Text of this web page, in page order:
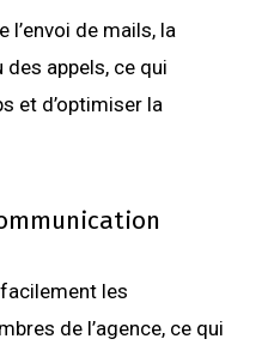
l’envoi de mails, la
appels, ce qui
et d’optimiser la
les
de l’agence, ce qui